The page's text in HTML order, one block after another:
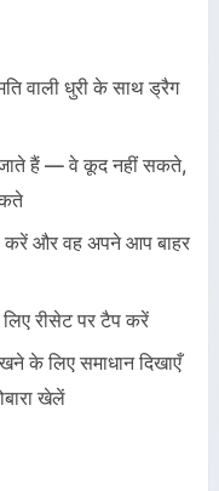
वाली धुरी के साथ ड्रैग
हैं — वे कूद नहीं सकते,
करें और वह अपने आप बाहर
रीसेट पर टैप करें
के लिए समाधान दिखाएँ
खेलें